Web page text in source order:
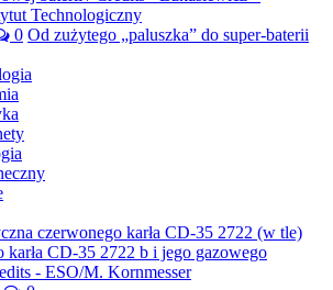
0 Od zużytego „paluszka” do super-baterii